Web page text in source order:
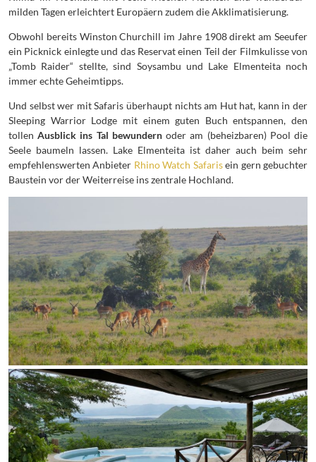
milden Tagen erleichtert Europäern zudem die Akklimatisierung.
Obwohl bereits Winston Churchill im Jahre 1908 direkt am Seeufer
ein Picknick einlegte und das Reservat einen Teil der Filmkulisse von
„Tomb Raider“ stellte, sind Soysambu und Lake Elmenteita noch
immer echte Geheimtipps.
Und selbst wer mit Safaris überhaupt nichts am Hut hat, kann in der
Sleeping Warrior Lodge mit einem guten Buch entspannen, den
tollenAusblick ins Tal bewundernoder am (beheizbaren) Pool die
Seele baumeln lassen. Lake Elmenteita ist daher auch beim sehr
empfehlenswerten Anbieter Rhino Watch Safarisein gern gebuchter
Baustein vor der Weiterreise ins zentrale Hochland.